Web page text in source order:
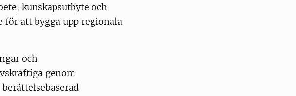
kunskapsutbyte och
för att bygga upp regionala
och
genom